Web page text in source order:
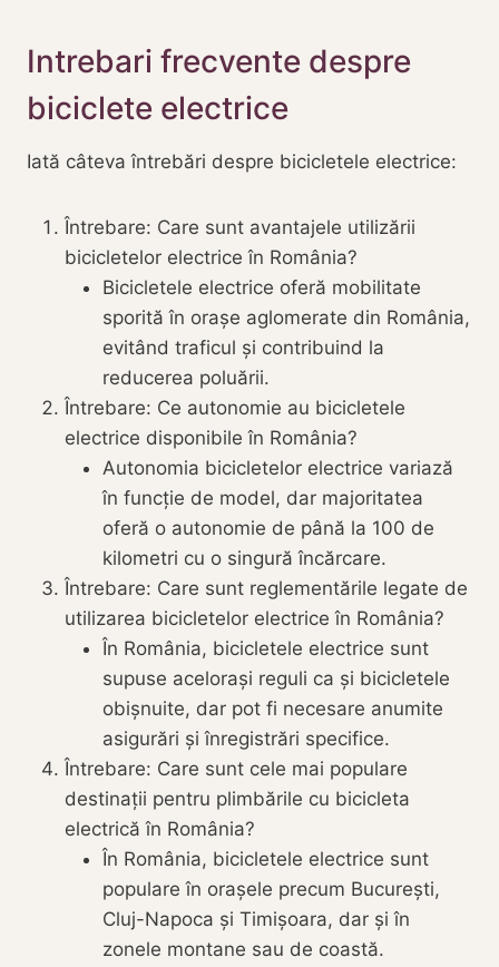
Intrebari frecvente despre
biciclete electrice
Iată câteva întrebări despre bicicletele electrice:
Întrebare: Care sunt avantajele utilizării
bicicletelor electrice în România?
Bicicletele electrice oferă mobilitate
sporită în orașe aglomerate din România,
evitând traficul și contribuind la
reducerea poluării.
Întrebare: Ce autonomie au bicicletele
electrice disponibile în România?
Autonomia bicicletelor electrice variază
în funcție de model, dar majoritatea
oferă o autonomie de până la 100 de
kilometri cu o singură încărcare.
Întrebare: Care sunt reglementările legate de
utilizarea bicicletelor electrice în România?
În România, bicicletele electrice sunt
supuse acelorași reguli ca și bicicletele
obișnuite, dar pot fi necesare anumite
asigurări și înregistrări specifice.
Întrebare: Care sunt cele mai populare
destinații pentru plimbările cu bicicleta
electrică în România?
În România, bicicletele electrice sunt
populare în orașele precum București,
Cluj-Napoca și Timișoara, dar și în
zonele montane sau de coastă.